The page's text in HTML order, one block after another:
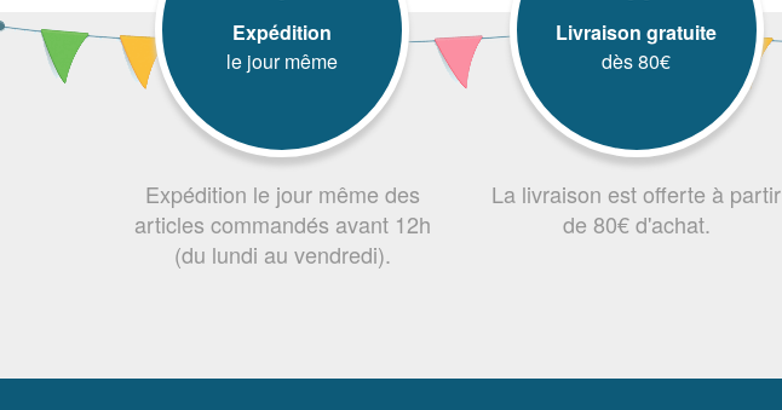
Expédition
le jour même
Expédition le jour même des
articles commandés avant 12h
(du lundi au vendredi).
Livraison gratuite
dès 80€
La livraison est offerte à partir
de 80€ d'achat.